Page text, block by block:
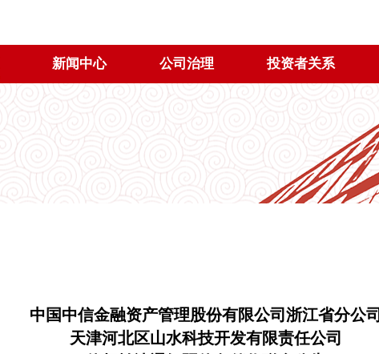
新闻中心 公司治理 投资者关系
中国中信金融资产管理股份有限公司浙江省分公司
天津河北区山水科技开发有限责任公司